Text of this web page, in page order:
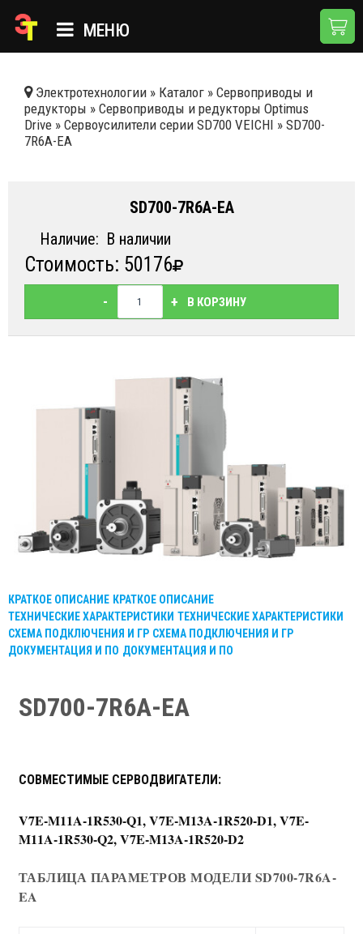
МЕНЮ
КАТАЛОГ
О КОМПАНИИ
ДОСТАВКА И ОПЛАТА
КОНТАКТЫ
Электротехнологии » Каталог » Сервоприводы и
редукторы » Сервоприводы и редукторы Optimus
Drive » Сервоусилители серии SD700 VEICHI » SD700-
7R6A-EA
SD700-7R6A-EA
Наличие: В наличии
Стоимость: 50176
- + В КОРЗИНУ
КРАТКОЕ ОПИСАНИЕ КРАТКОЕ ОПИСАНИЕ
ТЕХНИЧЕСКИЕ ХАРАКТЕРИСТИКИ ТЕХНИЧЕСКИЕ ХАРАКТЕРИСТИКИ
СХЕМА ПОДКЛЮЧЕНИЯ И ГР СХЕМА ПОДКЛЮЧЕНИЯ И ГР
ДОКУМЕНТАЦИЯ И ПО ДОКУМЕНТАЦИЯ И ПО
SD700-7R6A-EA
СОВМЕСТИМЫЕ СЕРВОДВИГАТЕЛИ:
V7E-M11A-1R530-Q1, V7E-M13A-1R520-D1, V7E-
M11A-1R530-Q2, V7E-M13A-1R520-D2
ТАБЛИЦА ПАРАМЕТРОВ МОДЕЛИ SD700-7R6A-
EA